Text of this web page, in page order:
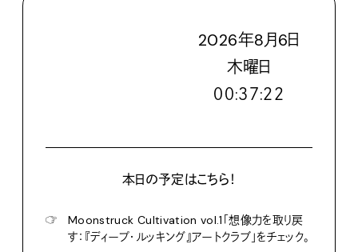
2026年8月6日
木曜日
００:３７:２３
本日の予定はこちら！
☞
Moonstruck Cultivation vol.1「想像力を取り戻
す：『ディープ・ルッキング』アートクラブ」をチェック。